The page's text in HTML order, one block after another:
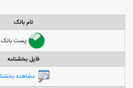
نام بانک
پست بانک
فایل بخشنامه
مشاهده بخشنامه